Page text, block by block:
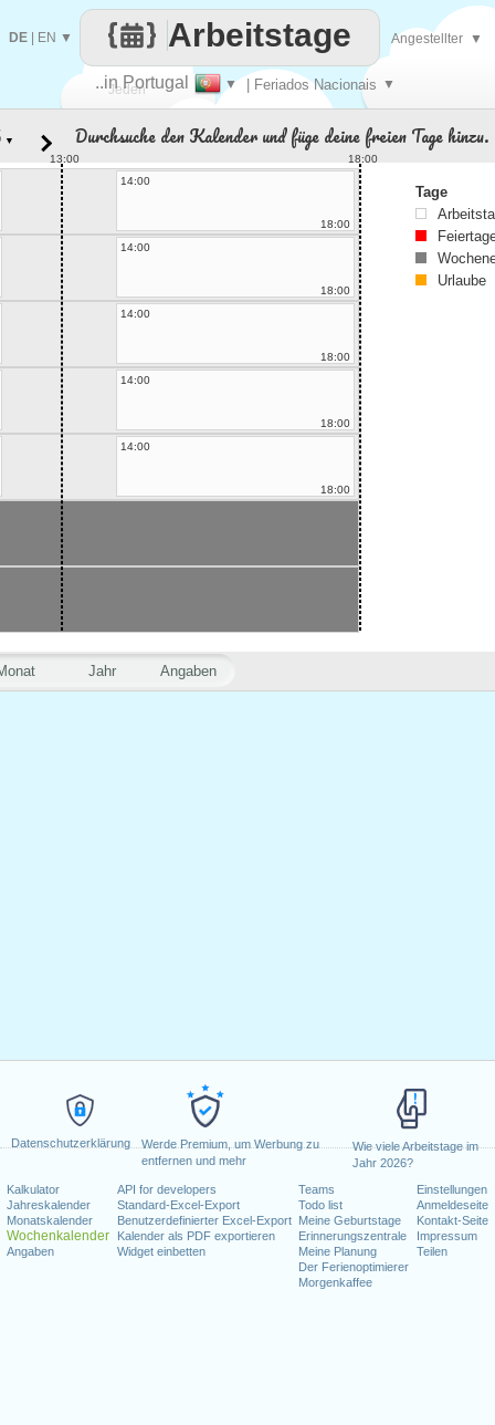
Datenschutzerklärung
Werde Premium, um Werbung zu
entfernen und mehr
Wie viele Arbeitstage im
Jahr 2026?
Kalkulator
Jahreskalender
Monatskalender
Wochenkalender
Angaben
API for developers
Standard-Excel-Export
Benutzerdefinierter Excel-Export
Kalender als PDF exportieren
Widget einbetten
Teams
Todo list
Meine Geburtstage
Erinnerungszentrale
Meine Planung
Der Ferienoptimierer
Morgenkaffee
Einstellungen
Anmeldeseite
Kontakt-Seite
Impressum
Teilen
Jeden
..in Portugal ▼ | Feriados Nacionais ▼
Arbeitstage
DE EN ▼ Angestellter ▼
Jahr Angaben
▼ Durchsuche den Kalender und füge deine freien Tage hinzu.
13:00
18:00
14:00
18:00
14:00
18:00
14:00
18:00
14:00
18:00
14:00
18:00
Tage
Urlaube